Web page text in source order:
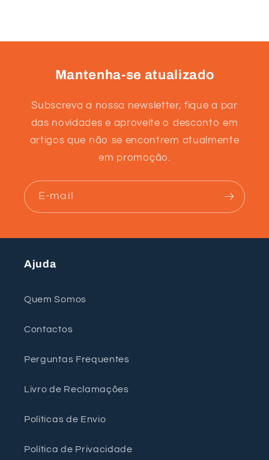
Mantenha-se atualizado
Subscreva a nossa newsletter, fique a par
das novidades e aproveite o desconto em
artigos que não se encontrem atualmente
em promoção.
E-mail
Ajuda
Quem Somos
Contactos
Perguntas Frequentes
Livro de Reclamações
Políticas de Envio
Política de Privacidade